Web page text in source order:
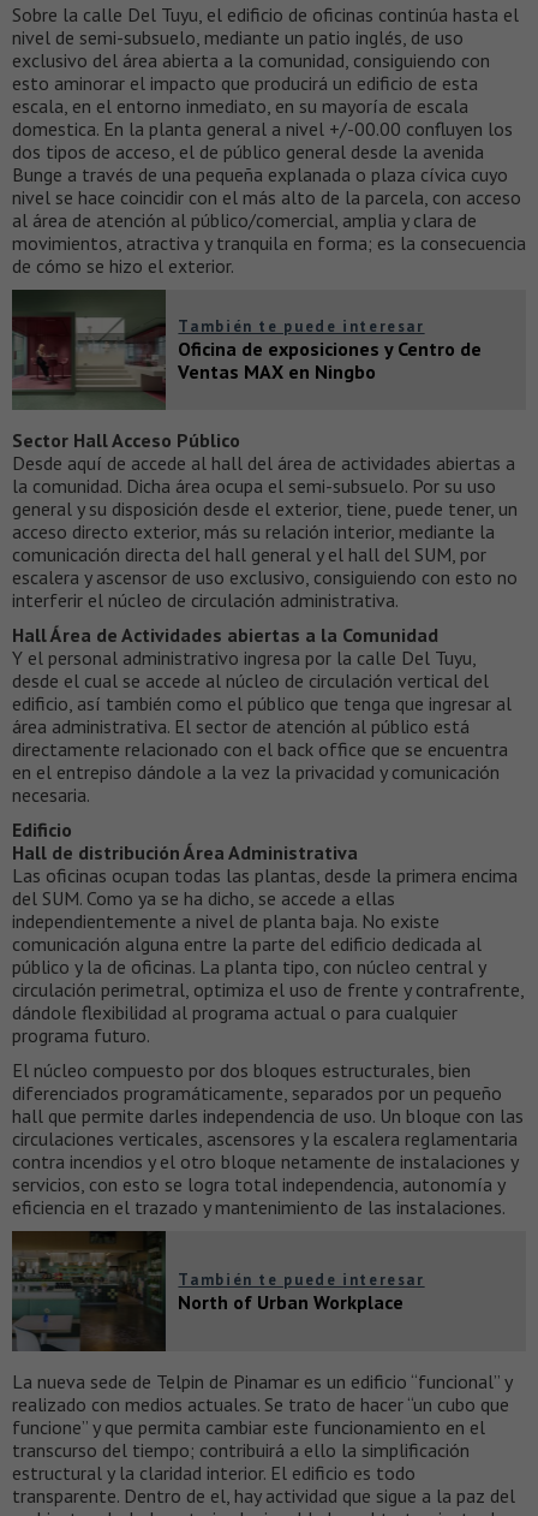
Sobre la calle Del Tuyu, el edificio de oficinas continúa hasta el
nivel de semi-subsuelo, mediante un patio inglés, de uso
exclusivo del área abierta a la comunidad, consiguiendo con
esto aminorar el impacto que producirá un edificio de esta
escala, en el entorno inmediato, en su mayoría de escala
domestica. En la planta general a nivel +/-00.00 confluyen los
dos tipos de acceso, el de público general desde la avenida
Bunge a través de una pequeña explanada o plaza cívica cuyo
nivel se hace coincidir con el más alto de la parcela, con acceso
al área de atención al público/comercial, amplia y clara de
movimientos, atractiva y tranquila en forma; es la consecuencia
de cómo se hizo el exterior.
También te puede interesar
Oficina de exposiciones y Centro de
Ventas MAX en Ningbo
Sector Hall Acceso Público
Desde aquí de accede al hall del área de actividades abiertas a
la comunidad. Dicha área ocupa el semi-subsuelo. Por su uso
general y su disposición desde el exterior, tiene, puede tener, un
acceso directo exterior, más su relación interior, mediante la
comunicación directa del hall general y el hall del SUM, por
escalera y ascensor de uso exclusivo, consiguiendo con esto no
interferir el núcleo de circulación administrativa.
Hall Área de Actividades abiertas a la Comunidad
Y el personal administrativo ingresa por la calle Del Tuyu,
desde el cual se accede al núcleo de circulación vertical del
edificio, así también como el público que tenga que ingresar al
área administrativa. El sector de atención al público está
directamente relacionado con el back office que se encuentra
en el entrepiso dándole a la vez la privacidad y comunicación
necesaria.
Edificio
Hall de distribución Área Administrativa
Las oficinas ocupan todas las plantas, desde la primera encima
del SUM. Como ya se ha dicho, se accede a ellas
independientemente a nivel de planta baja. No existe
comunicación alguna entre la parte del edificio dedicada al
público y la de oficinas. La planta tipo, con núcleo central y
circulación perimetral, optimiza el uso de frente y contrafrente,
dándole flexibilidad al programa actual o para cualquier
programa futuro.
El núcleo compuesto por dos bloques estructurales, bien
diferenciados programáticamente, separados por un pequeño
hall que permite darles independencia de uso. Un bloque con las
circulaciones verticales, ascensores y la escalera reglamentaria
contra incendios y el otro bloque netamente de instalaciones y
servicios, con esto se logra total independencia, autonomía y
eficiencia en el trazado y mantenimiento de las instalaciones.
También te puede interesar
North of Urban Workplace
La nueva sede de Telpin de Pinamar es un edificio “funcional” y
realizado con medios actuales. Se trato de hacer “un cubo que
funcione” y que permita cambiar este funcionamiento en el
transcurso del tiempo; contribuirá a ello la simplificación
estructural y la claridad interior. El edificio es todo
transparente. Dentro de el, hay actividad que sigue a la paz del